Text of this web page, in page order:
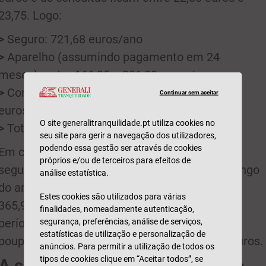
Logo:
Seguro: 721,68 euros/ano
Aparelho (assumindo pagamento em 24
entre 166,25 e 201,88 euros/ano
Consultas de controlo: entre 273,6 e 285
ano
Total: entre 1161,53 e 1208,56 euros/ano
comparação, mesmo pagando mais pelo
a poupança com os tratamentos ao longo
ano é superior. Neste caso, ficaria entre os
e os 412,95 euros por ano. E como o
de tratamento seria de dois anos, a
final ficaria entre 731,84 e 825,90 euros.
Continuar sem aceitar
O site generalitranquilidade.pt utiliza cookies no
seu site para gerir a navegação dos utilizadores,
podendo essa gestão ser através de cookies
próprios e/ou de terceiros para efeitos de
análise estatística.
Estes cookies são utilizados para várias
finalidades, nomeadamente autenticação,
segurança, preferências, análise de serviços,
estatísticas de utilização e personalização de
anúncios. Para permitir a utilização de todos os
tipos de cookies clique em “Aceitar todos”, se